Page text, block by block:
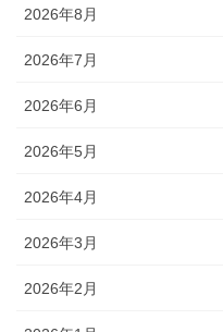
2026年8月
2026年7月
2026年6月
2026年5月
2026年4月
2026年3月
2026年2月